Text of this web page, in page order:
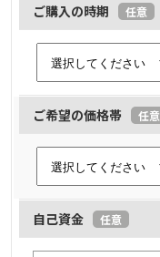
ご購入の時期 任意
ご希望の価格帯 任意
自己資金 任意